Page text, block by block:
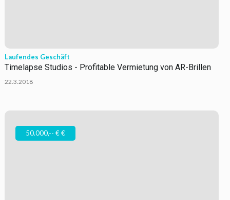
Laufendes Geschäft
Timelapse Studios - Profitable Vermietung von AR-Brillen
22.3.2018
50.000,-- € €